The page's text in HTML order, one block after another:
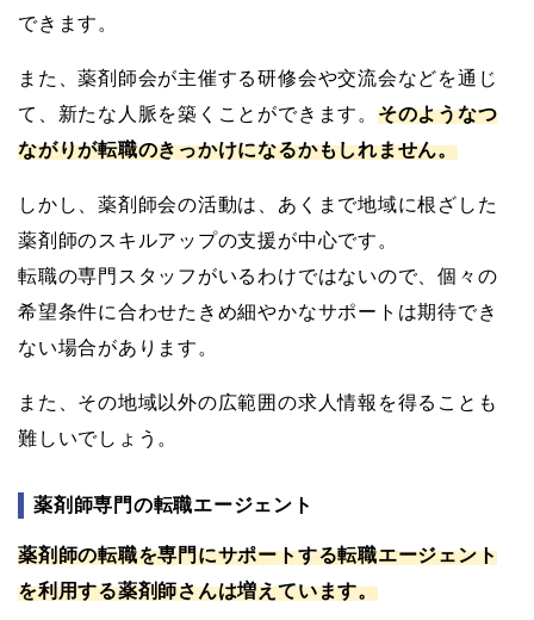
できます。
また、薬剤師会が主催する研修会や交流会などを通じ
て、新たな人脈を築くことができます。 そのようなつ
ながりが転職のきっかけになるかもしれません。
しかし、薬剤師会の活動は、あくまで地域に根ざした
薬剤師のスキルアップの支援が中心です。
転職の専門スタッフがいるわけではないので、個々の
希望条件に合わせたきめ細やかなサポートは期待でき
ない場合があります。
また、その地域以外の広範囲の求人情報を得ることも
難しいでしょう。
薬剤師専門の転職エージェント
薬剤師の転職を専門にサポートする転職エージェント
を利用する薬剤師さんは増えています。